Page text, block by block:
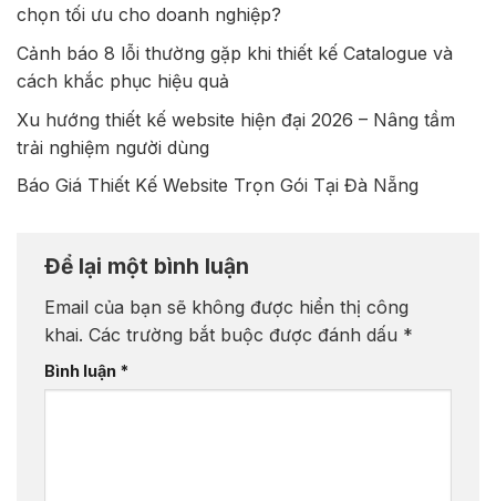
chọn tối ưu cho doanh nghiệp?
Cảnh báo 8 lỗi thường gặp khi thiết kế Catalogue và
cách khắc phục hiệu quả
Xu hướng thiết kế website hiện đại 2026 – Nâng tầm
trải nghiệm người dùng
Báo Giá Thiết Kế Website Trọn Gói Tại Đà Nẵng
Để lại một bình luận
Email của bạn sẽ không được hiển thị công
khai. Các trường bắt buộc được đánh dấu *
Bình luận *